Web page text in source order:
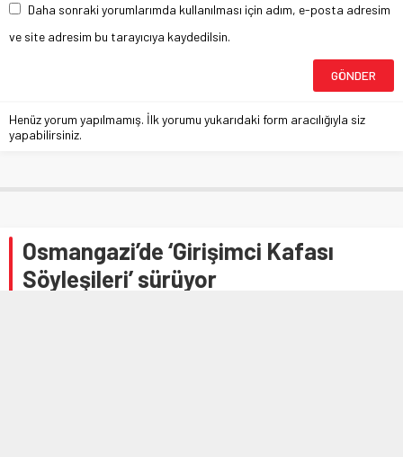
Daha sonraki yorumlarımda kullanılması için adım, e-posta adresim
ve site adresim bu tarayıcıya kaydedilsin.
Henüz yorum yapılmamış. İlk yorumu yukarıdaki form aracılığıyla siz
yapabilirsiniz.
Osmangazi’de ‘Girişimci Kafası
Söyleşileri’ sürüyor